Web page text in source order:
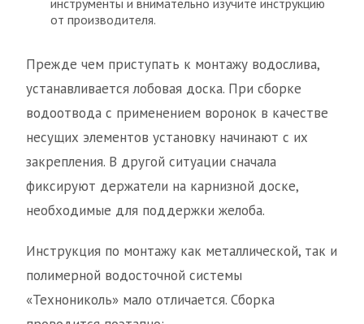
инструменты и внимательно изучите инструкцию
от производителя.
Прежде чем приступать к монтажу водослива,
устанавливается лобовая доска. При сборке
водоотвода с применением воронок в качестве
несущих элементов установку начинают с их
закрепления. В другой ситуации сначала
фиксируют держатели на карнизной доске,
необходимые для поддержки желоба.
Инструкция по монтажу как металлической, так и
полимерной водосточной системы
«Технониколь» мало отличается. Сборка